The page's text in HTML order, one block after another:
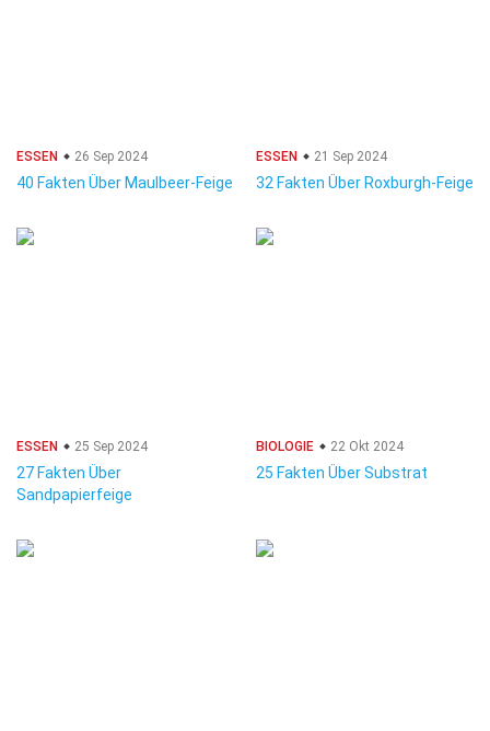
ESSEN 26 Sep 2024
40 Fakten Über Maulbeer-Feige
ESSEN 21 Sep 2024
32 Fakten Über Roxburgh-Feige
ESSEN 25 Sep 2024
27 Fakten Über
Sandpapierfeige
BIOLOGIE 22 Okt 2024
25 Fakten Über Substrat